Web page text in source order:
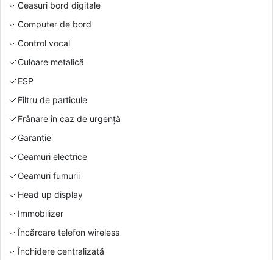
Ceasuri bord digitale
Computer de bord
Control vocal
Culoare metalică
ESP
Filtru de particule
Frânare în caz de urgență
Garanție
Geamuri electrice
Geamuri fumurii
Head up display
Immobilizer
Încărcare telefon wireless
Închidere centralizată